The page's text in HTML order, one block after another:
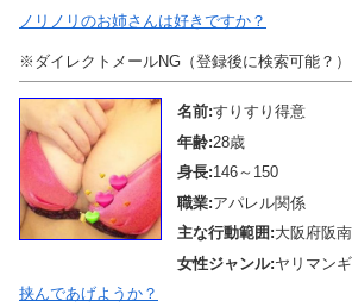
ノリノリのお姉さんは好きですか？
※ダイレクトメールNG（登録後に検索可能？）
名前:すりすり得意
年齢:28歳
身長:146～150
職業:アパレル関係
主な行動範囲:大阪府阪
女性ジャンル:ヤリマン
挟んであげようか？